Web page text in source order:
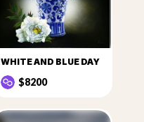
WHITE AND BLUE DAY
$8200